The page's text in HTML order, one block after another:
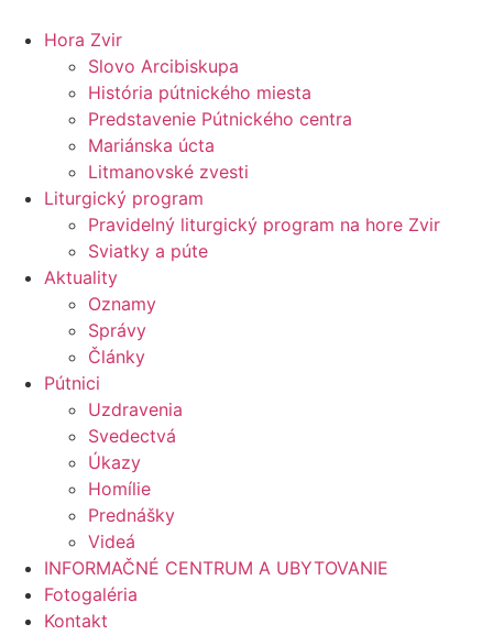
Hora Zvir
Slovo Arcibiskupa
História pútnického miesta
Predstavenie Pútnického centra
Mariánska úcta
Litmanovské zvesti
Liturgický program
Pravidelný liturgický program na hore Zvir
Sviatky a púte
Aktuality
Oznamy
Správy
Články
Pútnici
Uzdravenia
Svedectvá
Úkazy
Homílie
Prednášky
Videá
INFORMAČNÉ CENTRUM A UBYTOVANIE
Fotogaléria
Kontakt